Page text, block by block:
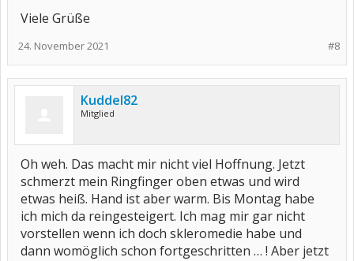
Viele Grüße
#8
24. November 2021
Kuddel82
Mitglied
Oh weh. Das macht mir nicht viel Hoffnung. Jetzt
schmerzt mein Ringfinger oben etwas und wird
etwas heiß. Hand ist aber warm. Bis Montag habe
ich mich da reingesteigert. Ich mag mir gar nicht
vorstellen wenn ich doch skleromedie habe und
dann womöglich schon fortgeschritten … ! Aber jetzt